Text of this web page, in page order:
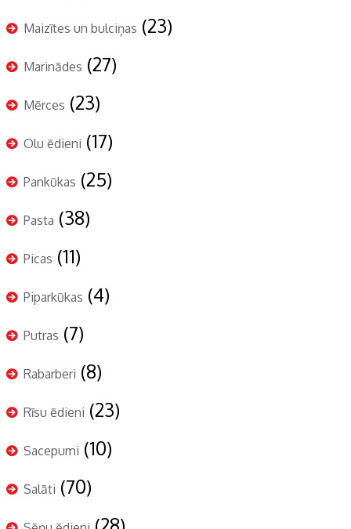
Maizītes un bulciņas (23)
Marinādes (27)
Mērces (23)
Olu ēdieni (17)
Pankūkas (25)
Pasta (38)
Picas (11)
Piparkūkas (4)
Putras (7)
Rabarberi (8)
Rīsu ēdieni (23)
Sacepumi (10)
Salāti (70)